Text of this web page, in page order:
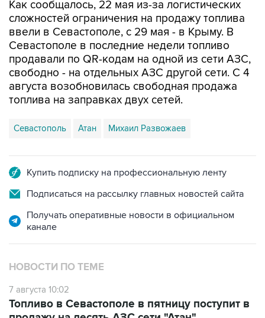
ввели в Севастополе, с 29 мая - в Крыму. В
Севастополе в последние недели топливо
продавали по QR-кодам на одной из сети АЗС,
свободно - на отдельных АЗС другой сети. С 4
августа возобновилась свободная продажа
топлива на заправках двух сетей.
Севастополь Атан Михаил Развожаев
Подписаться на рассылку главных новостей сайта
Получать оперативные новости в официальном
НОВОСТИ ПО ТЕМЕ
7 августа 10:02
продажу на десять АЗС сети "Атан"